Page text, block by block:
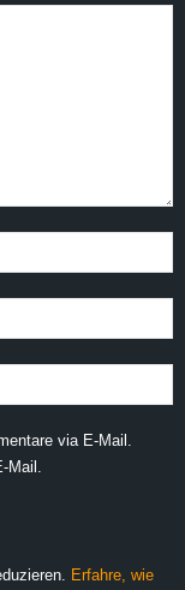
via E-Mail.
Mail.
Erfahre, wie